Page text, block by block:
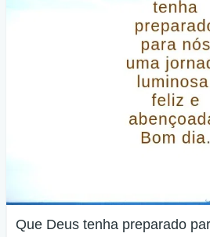
Que Deus tenha preparado